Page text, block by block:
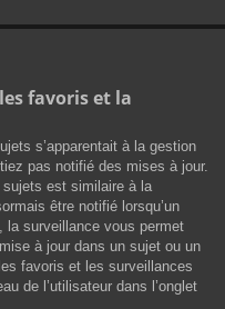
favoris et la
s’apparentait à la gestion
pas notifié des mises à jour.
est similaire à la
être notifié lorsqu’un
la surveillance vous permet
à jour dans un sujet ou un
favoris et les surveillances
de l’utilisateur dans l’onglet